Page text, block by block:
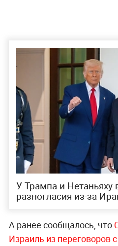
У Трампа и Нетаньяху
разногласия из-за
А ранее сообщалось, что
Израиль из переговоров